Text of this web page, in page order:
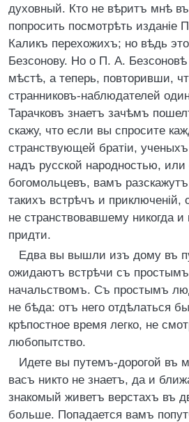
духовный. Кто не вѣритъ мнѣ
попросить посмотрѣть
Каликъ перехожихъ; но вѣдь
Безсонову. Но о П. А.
мѣстѣ, а теперь, повторивши,
странниковъ-наблюдателей
Тарачковъ знаетъ зачѣмъ
скажу, что если вы спросите
странствующей братіи,
надъ русской народностью, или
богомольцевъ, вамъ
такихъ встрѣчъ и приключеній,
не странствовавшему никогда
придти.
Едва вы вышли изъ дому въ
ожидаютъ встрѣчи съ
начальствомъ. Съ простымъ
не бѣда: отъ него отдѣлаться
крѣпостное время легко, не
любопытство.
Идете вы путемъ-дорогой въ
васъ никто не знаетъ, да и
знакомый живетъ верстахъ въ
больше. Попадается вамъ